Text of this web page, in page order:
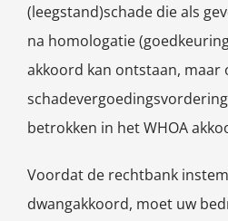
(leegstand)schade die als
na homologatie
akkoord kan ontstaan, maar
betrokken in het WHOA
Voordat de rechtbank
dwangakkoord, moet uw